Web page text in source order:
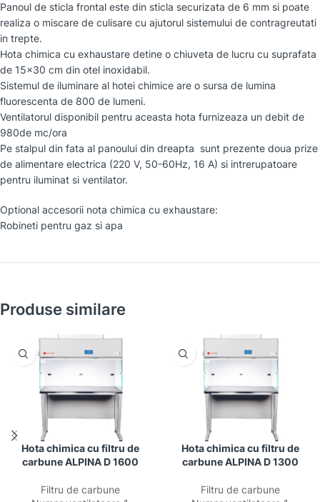
Panoul de sticla frontal este din sticla securizata de 6 mm si poate
realiza o miscare de culisare cu ajutorul sistemului de contragreutati
in trepte.
Hota chimica cu exhaustare detine o chiuveta de lucru cu suprafata
de 15×30 cm din otel inoxidabil.
Sistemul de iluminare al hotei chimice are o sursa de lumina
fluorescenta de 800 de lumeni.
Ventilatorul disponibil pentru aceasta hota furnizeaza un debit de
980de mc/ora
Pe stalpul din fata al panoului din dreapta sunt prezente doua prize
de alimentare electrica (220 V, 50-60Hz, 16 A) si intrerupatoare
pentru iluminat si ventilator.
Optional accesorii nota chimica cu exhaustare:
Robineti pentru gaz si apa
Produse similare
Hota chimica cu filtru de
carbune ALPINA D 1600
Filtru de carbune
Hota chimica cu filtru de
carbune ALPINA D 1300
Filtru de carbune